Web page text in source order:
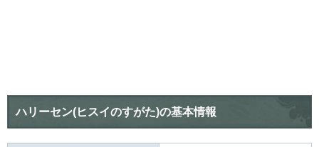
ハリーセン(ヒスイのすがた)の基本情報